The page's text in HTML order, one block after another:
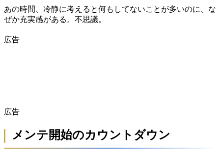
あの時間、冷静に考えると何もしてないことが多いのに、な
ぜか充実感がある。不思議。
広告
広告
メンテ開始のカウントダウン